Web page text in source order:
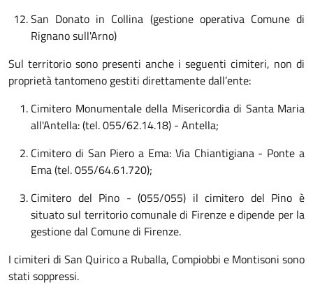
San Donato in Collina (gestione operativa Comune di
Rignano sull'Arno)
Sul territorio sono presenti anche i seguenti cimiteri, non di
proprietà tantomeno gestiti direttamente dall’ente:
Cimitero Monumentale della Misericordia di Santa Maria
all'Antella: (tel. 055/62.14.18) - Antella;
Cimitero di San Piero a Ema: Via Chiantigiana - Ponte a
Ema (tel. 055/64.61.720);
Cimitero del Pino - (055/055) il cimitero del Pino è
situato sul territorio comunale di Firenze e dipende per la
gestione dal Comune di Firenze.
I cimiteri di San Quirico a Ruballa, Compiobbi e Montisoni sono
stati soppressi.